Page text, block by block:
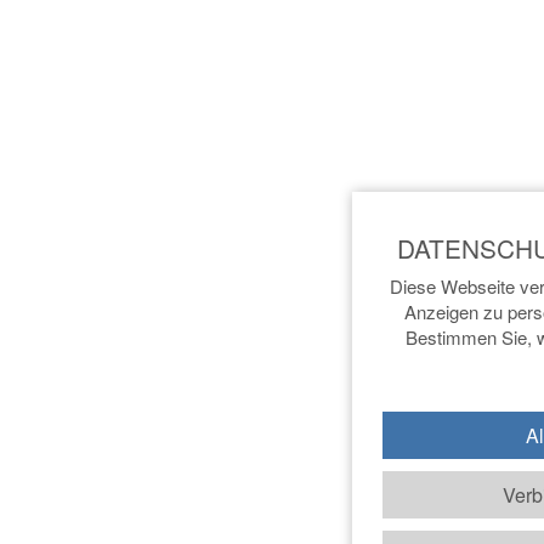
Diese Webseite
Anzeigen zu
Bestimmen Sie,